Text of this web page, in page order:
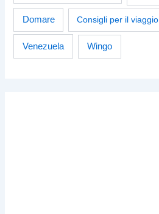
Domare Consigli per il viaggio
Venezuela Wingo